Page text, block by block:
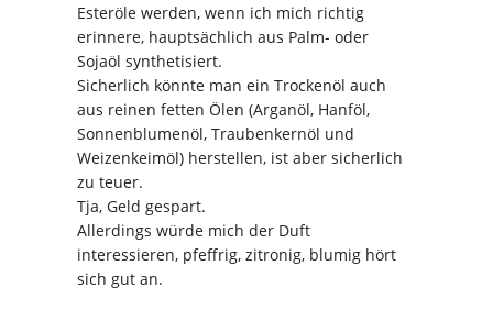
Esteröle werden, wenn ich mich richtig
erinnere, hauptsächlich aus Palm- oder
Sojaöl synthetisiert.
Sicherlich könnte man ein Trockenöl auch
aus reinen fetten Ölen (Arganöl, Hanföl,
Sonnenblumenöl, Traubenkernöl und
Weizenkeimöl) herstellen, ist aber sicherlich
zu teuer.
Tja, Geld gespart.
Allerdings würde mich der Duft
interessieren, pfeffrig, zitronig, blumig hört
sich gut an.